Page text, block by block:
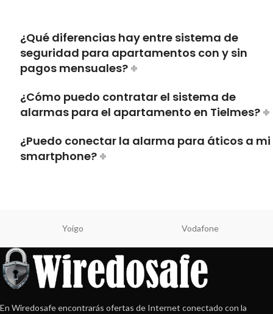
¿Qué diferencias hay entre sistema de
seguridad para apartamentos con y sin
pagos mensuales?
¿Cómo puedo contratar el sistema de
alarmas para el apartamento en Tielmes?
¿Puedo conectar la alarma para áticos a mi
smartphone?
Yoigo Vodafone
En Wiredosafe encontrarás ofertas de Internet conectado con la